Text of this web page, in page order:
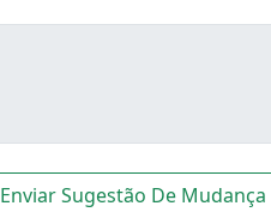
Enviar Sugestão De Mudança